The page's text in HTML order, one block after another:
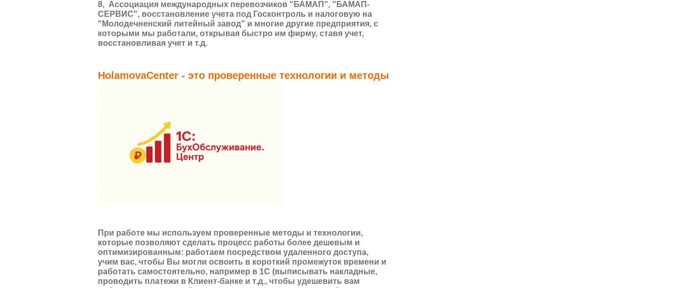
8, Ассоциация международных перевозчиков "БАМАП", "БАМАП-
СЕРВИС", восстановление учета под Госконтроль и налоговую на
"Молодечненский литейный завод" и многие другие предприятия, с
которыми мы работали, открывая быстро им фирму, ставя учет,
восстановливая учет и т.д.
HolamovaCenter - это проверенные технологии и методы
При работе мы используем проверенные методы и технологии,
которые позволяют сделать процесс работы более дешевым и
оптимизированным: работаем посредством удаленного доступа,
учим вас, чтобы Вы могли освоить в короткий промежуток времени и
работать самостоятельно, например в 1С (выписывать накладные,
проводить платежи в Клиент-банке и т.д., чтобы удешевить вам